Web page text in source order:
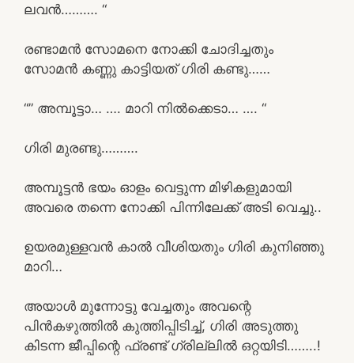
ലവൻ………. “
രണ്ടാമൻ സോമനെ നോക്കി ചോദിച്ചതും
സോമൻ കണ്ണു കാട്ടിയത് ഗിരി കണ്ടു……
“” അമ്പൂട്ടാ… …. മാറി നിൽക്കെടാ… …. “
ഗിരി മുരണ്ടു……….
അമ്പൂട്ടൻ ഭയം ഓളം വെട്ടുന്ന മിഴികളുമായി
അവരെ തന്നെ നോക്കി പിന്നിലേക്ക് അടി വെച്ചു..
ഉയരമുള്ളവൻ കാൽ വീശിയതും ഗിരി കുനിഞ്ഞു
മാറി…
അയാൾ മുന്നോട്ടു വേച്ചതും അവന്റെ
പിൻകഴുത്തിൽ കുത്തിപ്പിടിച്ച്, ഗിരി അടുത്തു
കിടന്ന ജീപ്പിന്റെ ഫ്രണ്ട് ഗ്രില്ലിൽ ഒറ്റയിടി……..!